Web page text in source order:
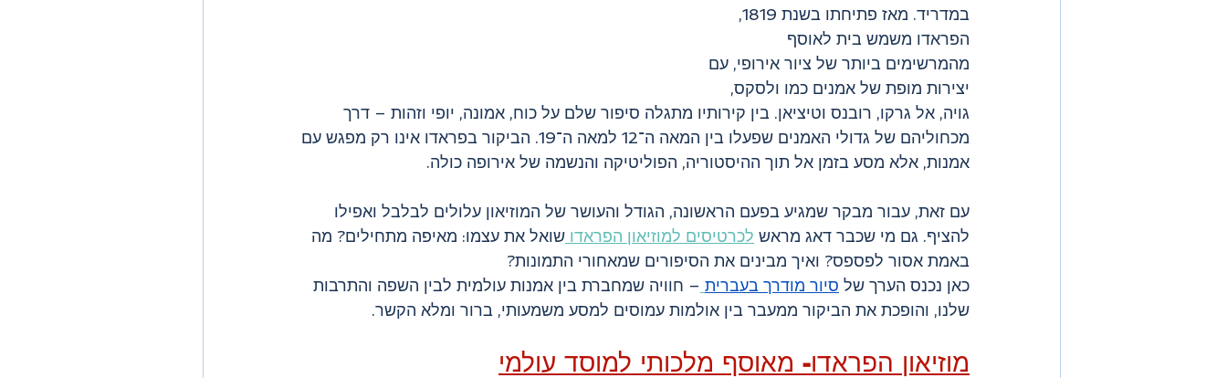
במדריד. מאז פתיחתו בשנת 1819,
הפראדו משמש בית לאוסף
מהמרשימים ביותר של ציור אירופי, עם
יצירות מופת של אמנים כמו ולסקס,
גויה, אל גרקו, רובנס וטיציאן. בין קירותיו מתגלה סיפור שלם על כוח, אמונה, יופי וזהות – דרך
מכחוליהם של גדולי האמנים שפעלו בין המאה ה־12 למאה ה־19. הביקור בפראדו אינו רק מפגש עם
אמנות, אלא מסע בזמן אל תוך ההיסטוריה, הפוליטיקה והנשמה של אירופה כולה.
עם זאת, עבור מבקר שמגיע בפעם הראשונה, הגודל והעושר של המוזיאון עלולים לבלבל ואפילו
להציף. גם מי שכבר דאג מראש לכרטיסים למוזיאון הפראדו שואל את עצמו: מאיפה מתחילים? מה
באמת אסור לפספס? ואיך מבינים את הסיפורים שמאחורי התמונות?
כאן נכנס הערך של סיור מודרך בעברית – חוויה שמחברת בין אמנות עולמית לבין השפה והתרבות
שלנו, והופכת את הביקור ממעבר בין אולמות עמוסים למסע משמעותי, ברור ומלא הקשר.
מוזיאון הפראדו- מאוסף מלכותי למוסד עולמי